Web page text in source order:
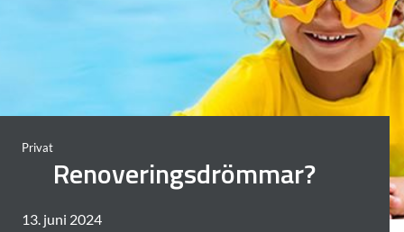
Privat
Renoveringsdrömmar?
13. juni 2024